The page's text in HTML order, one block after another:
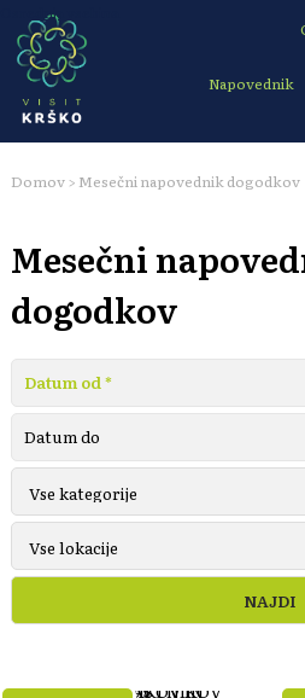
Osrednja vsebina
Napovednik
Domov> Mesečni napovednik dogodkov
Mesečni
dogodkov